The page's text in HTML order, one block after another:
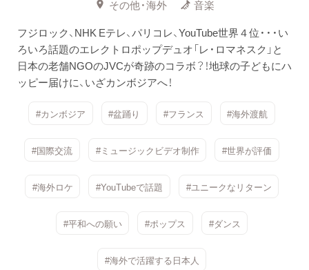
その他・海外
音楽
フジロック、NHK Eテレ、パリコレ、YouTube世界４位・・・い
ろいろ話題のエレクトロポップデュオ「レ・ロマネスク」と
日本の老舗NGOのJVCが奇跡のコラボ？！地球の子どもにハ
ッピー届けに、いざカンボジアへ！
#カンボジア #盆踊り #フランス #海外渡航
#国際交流 #ミュージックビデオ制作 #世界が評価
#海外ロケ #YouTubeで話題 #ユニークなリターン
#平和への願い #ポップス #ダンス
#海外で活躍する日本人